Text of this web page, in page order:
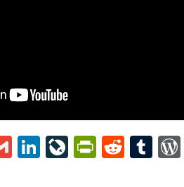
GmailLinkedIn
LiveJournal